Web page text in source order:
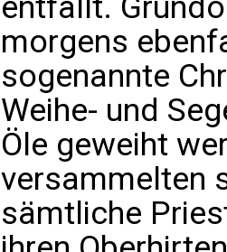
morgens
sogenannte
Weihe- und
Öle geweiht
versammelten
sämtliche